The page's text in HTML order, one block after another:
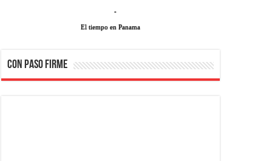
-
El tiempo en Panama
CON PASO FIRME